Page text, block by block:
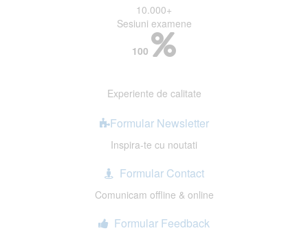
10.000+
Sesiuni examene
100
Experiente de calitate
Formular Newsletter
Inspira-te cu noutati
Formular Contact
Comunicam offline & online
Formular Feedback